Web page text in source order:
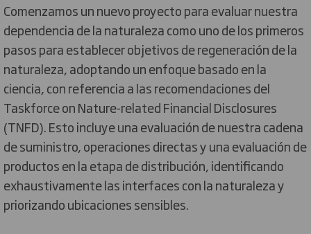
Comenzamos un nuevo proyecto para evaluar nuestra
dependencia de la naturaleza como uno de los primeros
pasos para establecer objetivos de regeneración de la
naturaleza, adoptando un enfoque basado en la
ciencia, con referencia a las recomendaciones del
Taskforce on Nature-related Financial Disclosures
(TNFD). Esto incluye una evaluación de nuestra cadena
de suministro, operaciones directas y una evaluación de
productos en la etapa de distribución, identificando
exhaustivamente las interfaces con la naturaleza y
priorizando ubicaciones sensibles.